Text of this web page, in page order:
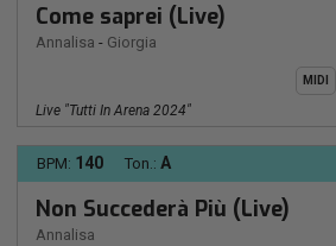
Come saprei (Live)
Annalisa - Giorgia
MIDI
Live "Tutti In Arena 2024"
BPM: 140 Ton.: A
Non Succederà Più (Live)
Annalisa